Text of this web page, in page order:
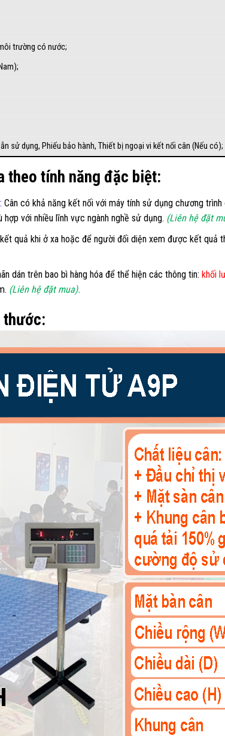
trường có nước;
sử dụng, Phiếu bảo hành, Thiết bị ngoại vi kết nối cân (Nếu có);
theo tính năng đặc biệt:
: Cân có khả năng kết nối với máy tính sử dụng chương
với nhiều lĩnh vực ngành nghề sử dụng. (Liên hệ đặt
quả khi ở xa hoặc để người đối diện xem được kết quả
dán trên bao bì hàng hóa để thể hiện các thông tin: khối
(Liên hệ đặt mua).
thước: